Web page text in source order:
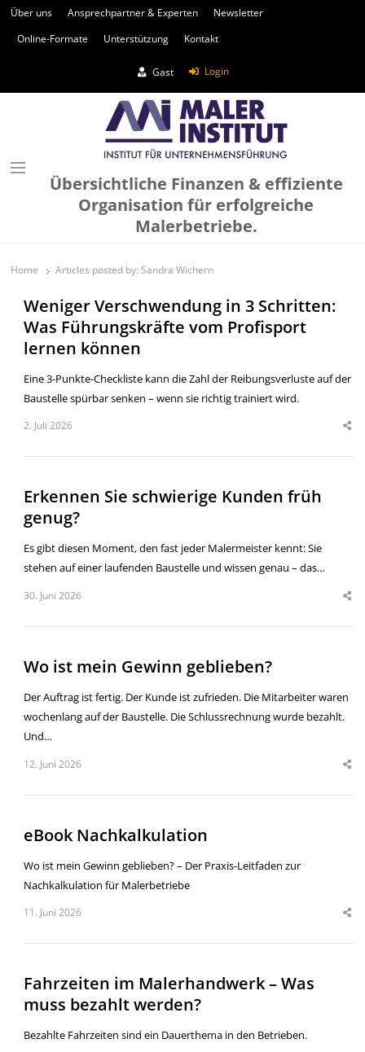
Über uns Ansprechpartner & Experten
Newsletter
Online-Formate
Unterstützung Kontakt
Gast Login
Übersichtliche Finanzen & effiziente
Organisation für erfolgreiche
Malerbetriebe.
Home Articles posted by:Sandra Wichern
Weniger Verschwendung in 3 Schritten:
Was Führungskräfte vom Profisport
lernen können
Eine 3-Punkte-Checkliste kann die Zahl der Reibungsverluste auf der
Baustelle spürbar senken – wenn sie richtig trainiert wird.
2. Juli 2026
Erkennen Sie schwierige Kunden früh
genug?
Es gibt diesen Moment, den fast jeder Malermeister kennt: Sie
stehen auf einer laufenden Baustelle und wissen genau – das…
30. Juni 2026
Wo ist mein Gewinn geblieben?
Der Auftrag ist fertig. Der Kunde ist zufrieden. Die Mitarbeiter waren
wochenlang auf der Baustelle. Die Schlussrechnung wurde bezahlt.
Und…
12. Juni 2026
eBook Nachkalkulation
Wo ist mein Gewinn geblieben? – Der Praxis-Leitfaden zur
Nachkalkulation für Malerbetriebe
11. Juni 2026
Fahrzeiten im Malerhandwerk – Was
muss bezahlt werden?
Bezahlte Fahrzeiten sind ein Dauerthema in den Betrieben.